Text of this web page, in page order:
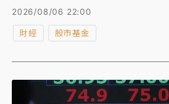
0.2%至7737.05點，那斯達克綜合
2026/08/06 22:00
財經 股市基金